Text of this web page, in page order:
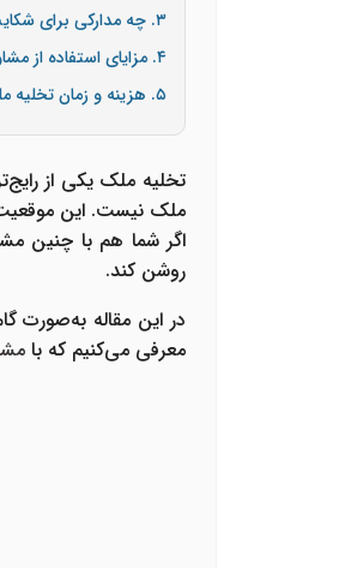
۳. چه مدارکی برای شکایت لازم است؟
۴. مزایای استفاده از مشاوره حقوقی تخصصی
۵. هزینه و زمان تخلیه ملک چقدر است؟
تخلیه ملک یکی از
ملک نیست. این
اگر شما هم با چنین
روشن کند.
در این مقاله به‌صورت
معرفی می‌کنیم که با